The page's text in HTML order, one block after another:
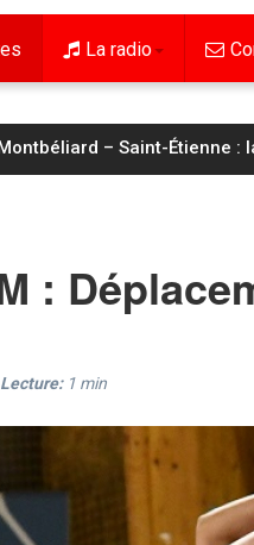
La radio
– Saint-Étienne
:
Lecture: 1 min